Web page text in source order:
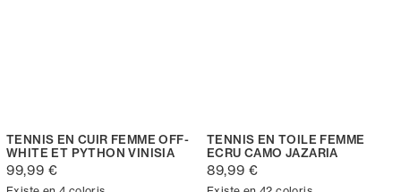
TENNIS EN CUIR FEMME OFF-
WHITE ET PYTHON VINISIA
99,99 €
TENNIS EN TOILE FEMME
ECRU CAMO JAZARIA
89,99 €